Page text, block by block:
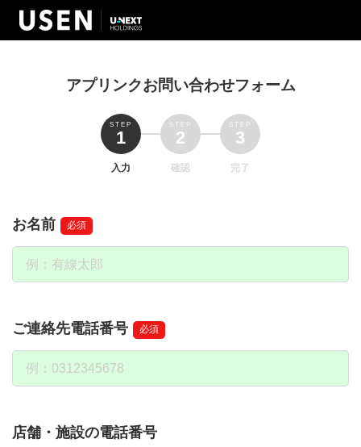
アプリンクお問い合わせフォーム
入力 確認 完了
お名前 必須
ご連絡先電話番号 必須
店舗・施設の電話番号